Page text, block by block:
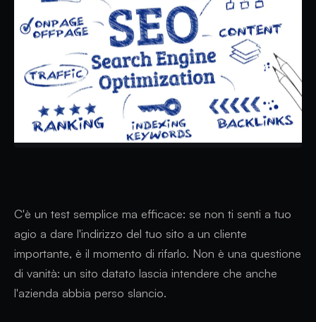
C'è un test semplice ma efficace: se non ti senti a tuo
agio a dare l'indirizzo del tuo sito a un cliente
importante, è il momento di rifarlo. Non è una questione
di vanità: un sito datato lascia intendere che anche
l'azienda abbia perso slancio.